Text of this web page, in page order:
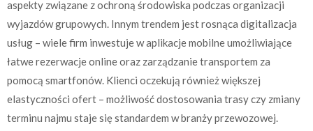
aspekty związane z ochroną środowiska podczas organizacji
wyjazdów grupowych. Innym trendem jest rosnąca digitalizacja
usług – wiele firm inwestuje w aplikacje mobilne umożliwiające
łatwe rezerwacje online oraz zarządzanie transportem za
pomocą smartfonów. Klienci oczekują również większej
elastyczności ofert – możliwość dostosowania trasy czy zmiany
terminu najmu staje się standardem w branży przewozowej.